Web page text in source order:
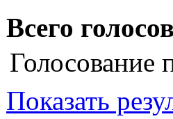
Всего
Голосование
Показать